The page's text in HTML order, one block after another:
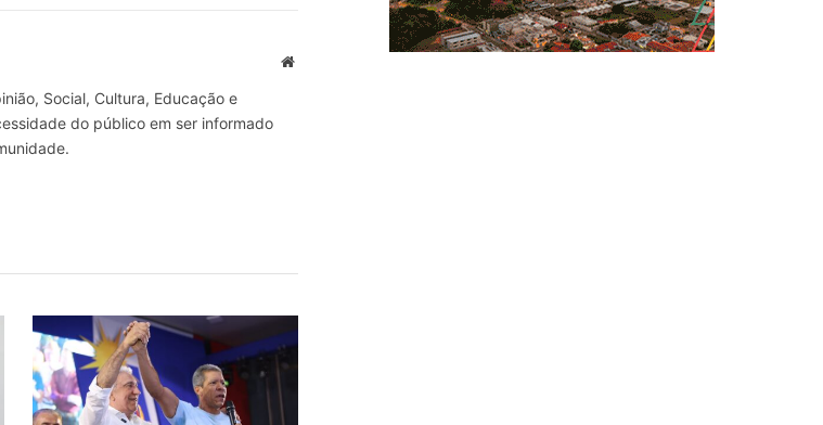
Site
Social, Cultura, Educação e
do público em ser informado